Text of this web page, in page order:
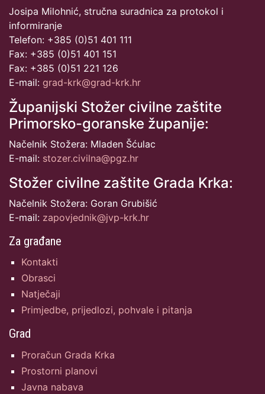
Josipa Milohnić, stručna suradnica za protokol i
informiranje
Telefon: +385 (0)51 401 111
Fax: +385 (0)51 401 151
Fax: +385 (0)51 221 126
E-mail: grad-krk@grad-krk.hr
Županijski Stožer civilne zaštite
Primorsko-goranske županije:
Načelnik Stožera: Mladen Šćulac
E-mail: stozer.civilna@pgz.hr
Stožer civilne zaštite Grada Krka:
Načelnik Stožera: Goran Grubišić
E-mail: zapovjednik@jvp-krk.hr
Za građane
Kontakti
Obrasci
Natječaji
Primjedbe, prijedlozi, pohvale i pitanja
Grad
Proračun Grada Krka
Prostorni planovi
Javna nabava